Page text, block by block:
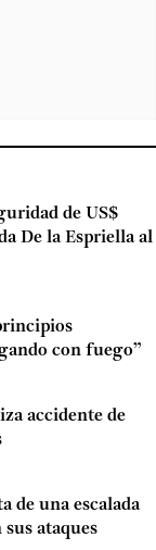
de US$
De la Espriella al
con fuego”
accidente de
de una escalada
ataques